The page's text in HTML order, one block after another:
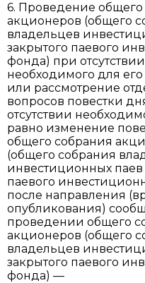
6. Проведение общего
акционеров (общего
владельцев
закрытого паевого
фонда) при
необходимого для
или рассмотрение
вопросов повестки
отсутствии
равно изменение
общего собрания
(общего собрания
инвестиционных паев
паевого
после направления
опубликования)
проведении общего
акционеров (общего
владельцев
закрытого паевого
фонда) —